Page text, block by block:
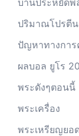
บ้านประหยัดพ
ปริมาณโปรตี
ปัญหาทางการ
ผลบอล ยูโร
พระดังๆตอนนี้
พระเครื่อง
พระเหรียญยอ